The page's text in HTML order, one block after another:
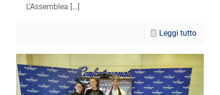
L’Assemblea […]
Leggi tutto